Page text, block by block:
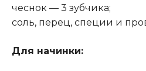
чеснок — 3 зубчика;
соль, перец, специи и
Для начинки: